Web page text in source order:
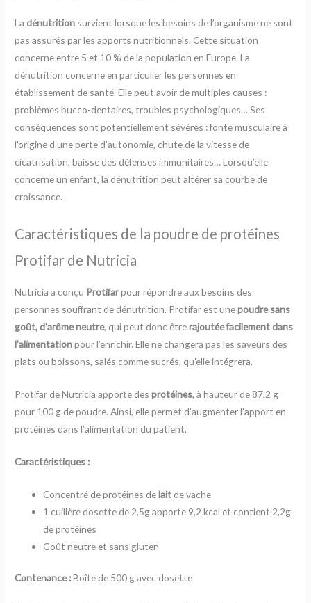
La dénutrition survient lorsque les besoins de l’organisme ne sont
pas assurés par les apports nutritionnels. Cette situation
concerne entre 5 et 10 % de la population en Europe. La
dénutrition concerne en particulier les personnes en
établissement de santé. Elle peut avoir de multiples causes :
problèmes bucco-dentaires, troubles psychologiques… Ses
conséquences sont potentiellement sévères : fonte musculaire à
l’origine d’une perte d’autonomie, chute de la vitesse de
cicatrisation, baisse des défenses immunitaires… Lorsqu’elle
concerne un enfant, la dénutrition peut altérer sa courbe de
croissance.
Caractéristiques de la poudre de protéines
Protifar de Nutricia
Nutricia a conçu Protifarpour répondre aux besoins des
personnes souffrant de dénutrition. Protifar est unepoudre sans
goût, d’arôme neutre, qui peut donc êtrerajoutée facilement dans
l’alimentationpour l’enrichir. Elle ne changera pas les saveurs des
plats ou boissons, salés comme sucrés, qu’elle intégrera.
Protifar de Nutricia apporte desprotéines, à hauteur de 87,2 g
pour 100 g de poudre. Ainsi, elle permet d’augmenter l’apport en
protéines dans l’alimentation du patient.
Caractéristiques :
Concentré de protéines delait de vache
1 cuillère dosette de 2,5g apporte 9,2 kcal et contient 2,2g
de protéines
Goût neutre et sans gluten
Contenance :Boîte de 500 g avec dosette